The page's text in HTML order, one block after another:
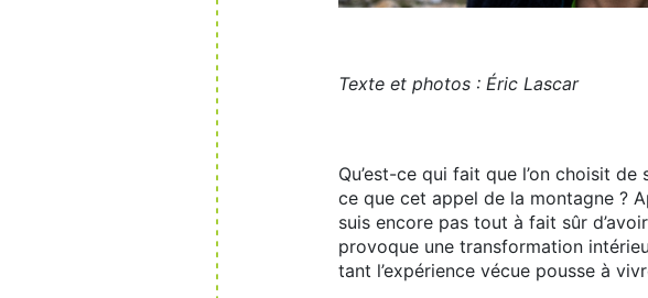
Texte et photos : Éric Lascar
Qu’est-ce qui fait que l’on choisit
ce que cet appel de la montagne ?
suis encore pas tout à fait sûr
provoque une transformation
tant l’expérience vécue pousse à